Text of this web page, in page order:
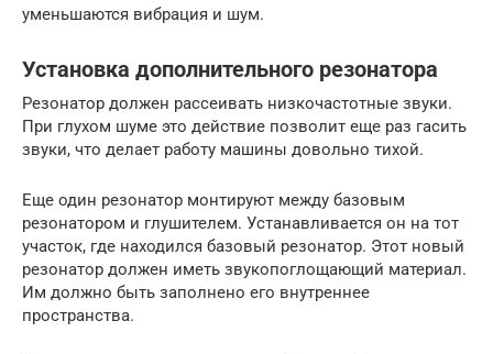
уменьшаются вибрация и шум.
Установка дополнительного резонатора
Резонатор должен рассеивать низкочастотные звуки.
При глухом шуме это действие позволит еще раз гасить
звуки, что делает работу машины довольно тихой.
Еще один резонатор монтируют между базовым
резонатором и глушителем. Устанавливается он на тот
участок, где находился базовый резонатор. Этот новый
резонатор должен иметь звукопоглощающий материал.
Им должно быть заполнено его внутреннее
пространства.